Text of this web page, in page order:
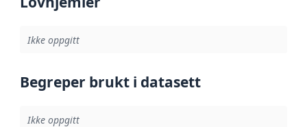
Ikke oppgitt
Begreper brukt i datasett
Ikke oppgitt